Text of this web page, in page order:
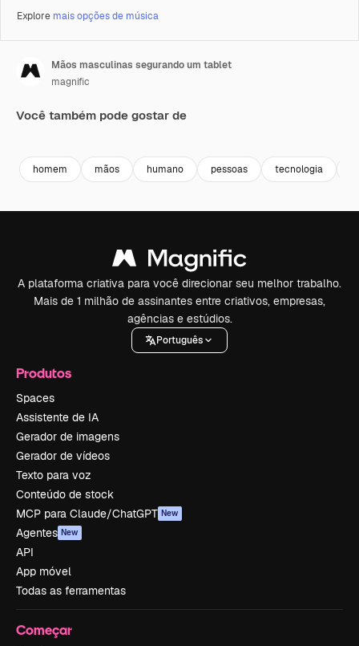
Explore mais opções de música
Mãos masculinas segurando um tablet
magnific
Você também pode gostar de
homem mãos humano pessoas tecnologia
A plataforma criativa para você direcionar seu melhor trabalho.
Mais de 1 milhão de assinantes entre criativos, empresas,
agências e estúdios.
Português
Produtos
Spaces
Assistente de IA
Gerador de imagens
Gerador de vídeos
Texto para voz
Conteúdo de stock
MCP para Claude/ChatGPT New
Agentes New
API
App móvel
Todas as ferramentas
Começar